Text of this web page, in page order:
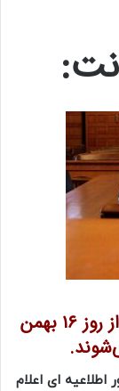
دادگاه های کیفری یک استان تهران از روز ۱۶ بهمن
ای اعلام